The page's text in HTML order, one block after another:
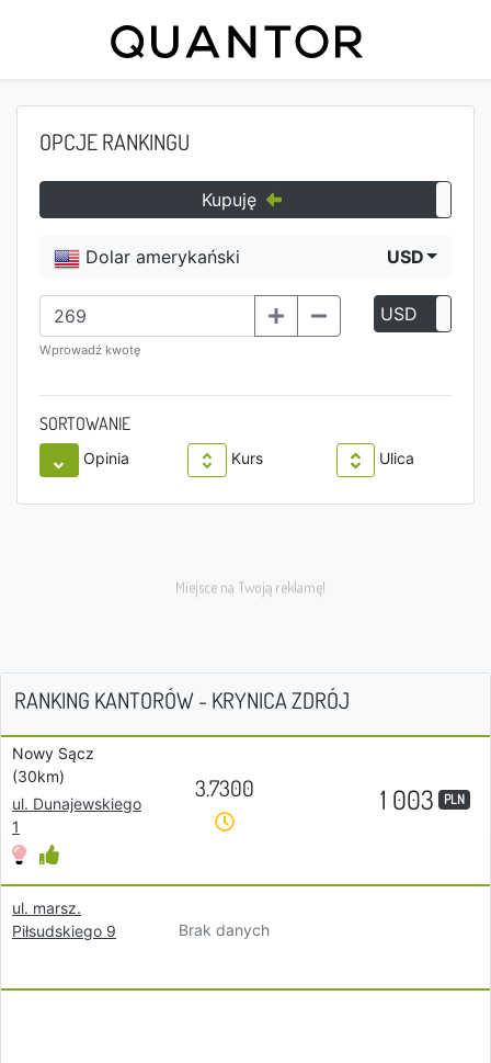
OPCJE RANKINGU
Kupuję
Dolar amerykański USD
Wprowadź kwotę
USD
SORTOWANIE
Opinia Kurs Ulica
RANKING KANTORÓW - KRYNICA ZDRÓJ
Nowy Sącz
(30km)
ul. Dunajewskiego
1
3.7300 1 003 PLN
ul. marsz.
Piłsudskiego 9
Brak danych